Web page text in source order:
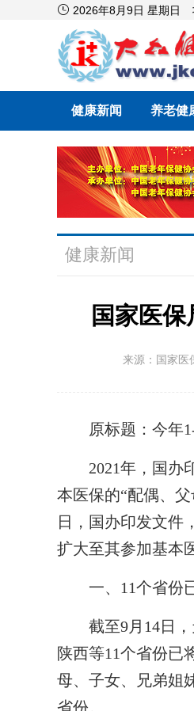
 2026年8月9日 星期日
健康新闻 养老健
健康新闻
国家医
来源：国家
原标题：今年
2021年，国办
本医保的“配偶、父
日，国办印发文件
扩大至其参加基本
一、11个省份
截至9月14日，
陕西等11个省份已
母、子女、兄弟姐
省份。